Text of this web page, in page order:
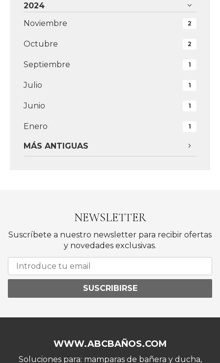
2024
Noviembre
2
Octubre 2
Septiembre 1
Julio 1
Junio 1
Enero 1
MÁS ANTIGUAS
NEWSLETTER
Suscríbete a nuestro newsletter para recibir ofertas
y novedades exclusivas.
SUSCRIBIRSE
WWW.ABCBAÑOS.COM
Soluciones para: mamparas de bañera y ducha,